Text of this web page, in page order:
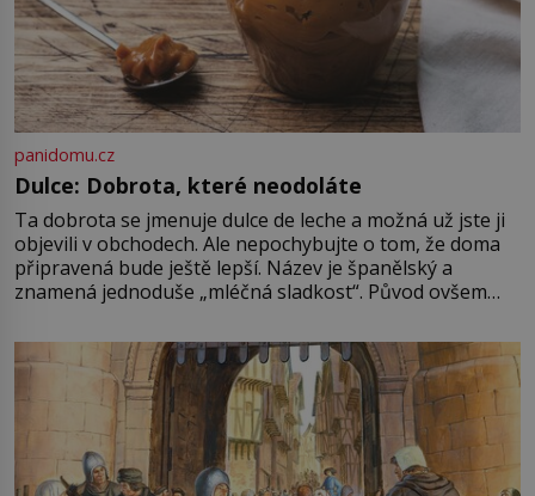
panidomu.cz
Dulce: Dobrota, které neodoláte
Ta dobrota se jmenuje dulce de leche a možná už jste ji
objevili v obchodech. Ale nepochybujte o tom, že doma
připravená bude ještě lepší. Název je španělský a
znamená jednoduše „mléčná sladkost“. Původ ovšem
pře hned několik latinskoamerických zemí a k tomu
Francie, kde se traduje,